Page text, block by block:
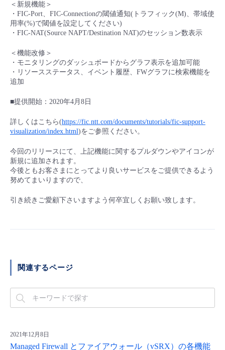
＜新規機能＞
・FIC-Port、FIC-Connectionの閾値通知(トラフィック(M)、帯域使
用率(%)で閾値を設定してください)
・FIC-NAT(Source NAPT/Destination NAT)のセッション数表示
＜機能改修＞
・モニタリングのダッシュボードからグラフ表示を追加可能
・リソースステータス、イベント履歴、FWグラフに検索機能を
追加
■提供開始：2020年4月8日
詳しくはこちら(https://fic.ntt.com/documents/tutorials/fic-support-
visualization/index.html)をご参照ください。
今回のリリースにて、上記機能に関するプルダウンやアイコンが
新規に追加されます。
今後ともお客さまにとってより良いサービスをご提供できるよう
努めてまいりますので、
引き続きご愛顧下さいますよう何卒宜しくお願い致します。
関連するページ
2021年12月8日
Managed Firewall とファイアウォール（vSRX）の各機能